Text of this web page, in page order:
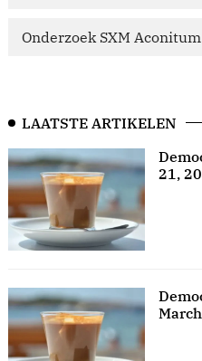
Onderzoek SXM Aconitum
LAATSTE ARTIKELEN
21,